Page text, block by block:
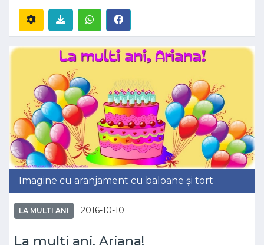
Imagine cu aranjament cu baloane și tort
LA MULTI ANI 2016-10-10
La multi ani, Ariana!